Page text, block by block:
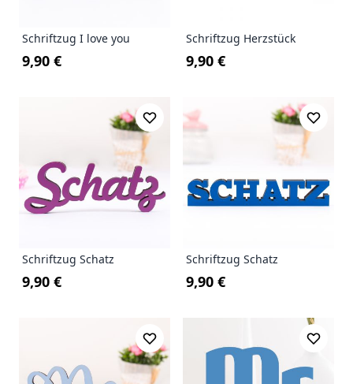
Schriftzug I love you
9,90 €
Schriftzug Herzstück
9,90 €
Schriftzug Schatz
9,90 €
Schriftzug Schatz
9,90 €